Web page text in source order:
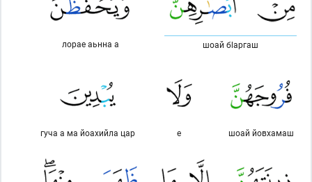
шоай бlаргаш
лорае аьнна а
шоай йовхамаш
е
гуча а ма йоахийла цар